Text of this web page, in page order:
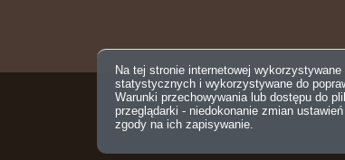
Na tej stronie internetowej wykorzystywane
statystycznych i wykorzystywane do
Warunki przechowywania lub dostępu do
przeglądarki - niedokonanie zmian
zgody na ich zapisywanie.